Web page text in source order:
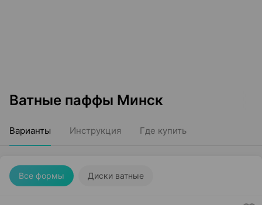
Ватные паффы Минск
Варианты Инструкция Где купить
Все формы Диски ватные